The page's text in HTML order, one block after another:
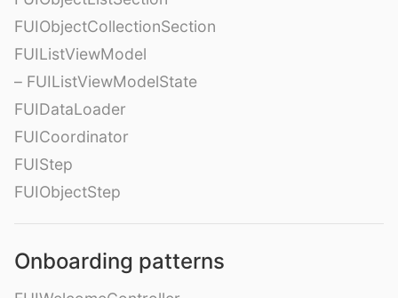
FUIObjectCollectionSection
FUIListViewModel
– FUIListViewModelState
FUIDataLoader
FUICoordinator
FUIStep
FUIObjectStep
Onboarding patterns